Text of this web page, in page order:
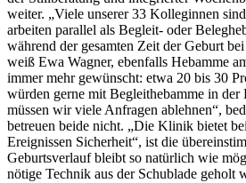
weiter. „Viele unserer 33 Kolleginnen
arbeiten parallel als Begleit- oder
während der gesamten Zeit der Geburt
weiß Ewa Wagner, ebenfalls Hebamme
immer mehr gewünscht: etwa 20 bis 30
würden gerne mit Begleithebamme in
müssen wir viele Anfragen ablehnen“,
betreuen beide nicht. „Die Klinik bietet
Ereignissen Sicherheit“, ist die
Geburtsverlauf bleibt so natürlich wie
nötige Technik aus der Schublade geholt